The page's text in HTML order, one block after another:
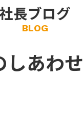
長ブログ
BLOG
しあわせ